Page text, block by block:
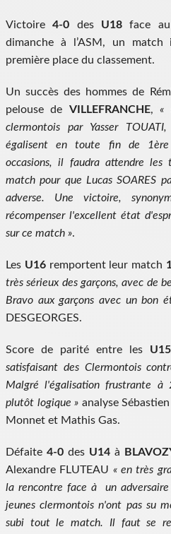
Victoire4-0 des U18face
dimanche à l’ASM, un
première place du classement.
Un succès des hommes de
pelouse de VILLEFRANCHE, «
clermontois par Yasser
égalisent en toute fin de
occasions, il faudra attendre les
match pour que Lucas SOARES
adverse. Une victoire,
récompenser l'excellent état
sur ce match ».
Les U16 remportent leur match
très sérieux des garçons, avec de
Bravo aux garçons avec un bon
DESGEORGES.
Score de parité entre les
satisfaisant des Clermontois
Malgré l'égalisation frustrante
plutôt logique » analyse
Monnet et Mathis Gas.
Défaite 4-0 des U14 à
Alexandre FLUTEAU « en très
la rencontre face à un
jeunes clermontois n'ont pas su
subi tout le match. Il faut se